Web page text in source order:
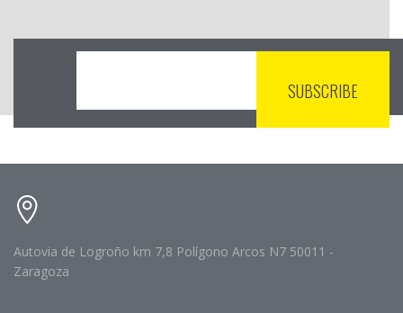
Autovia de Logroño km 7,8 Polígono Arcos N7 50011 -
Zaragoza